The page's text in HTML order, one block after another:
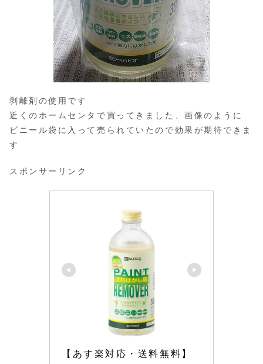
剥離剤の使用です
近くのホームセンタで買ってきました、画像のように
ビニール袋に入って売られていたので効果が期待できま
す
スポンサーリンク
【あす楽対応・送料無料】